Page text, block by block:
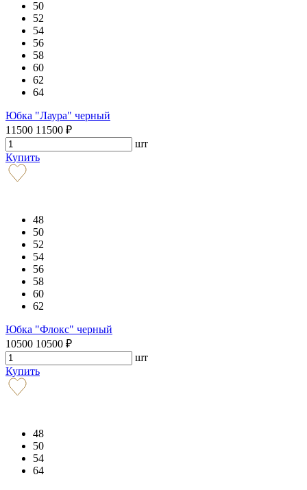
50
52
54
56
58
60
62
64
Юбка "Лаура" черный
11500 11500 ₽
шт
Купить
48
50
52
54
56
58
60
62
Юбка "Флокс" черный
10500 10500 ₽
шт
Купить
48
50
54
64